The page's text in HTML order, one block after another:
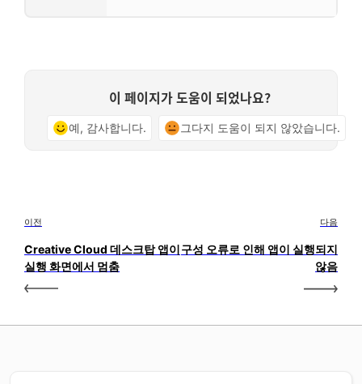
이 페이지가 도움이 되었나요?
예, 감사합니다. 그다지 도움이 되지 않았습니다.
이전
Creative Cloud 데스크탑 앱이
실행 화면에서 멈춤
다음
구성 오류로 인해 앱이 실행되지
않음